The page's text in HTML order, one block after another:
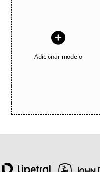
Adicionar modelo